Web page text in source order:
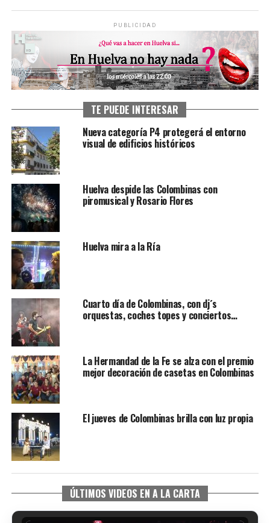
PUBLICIDAD
TE PUEDE INTERESAR
Nueva categoría P4 protegerá el entorno
visual de edificios históricos
Huelva despide las Colombinas con
piromusical y Rosario Flores
Huelva mira a la Ría
Cuarto día de Colombinas, con dj´s
orquestas, coches topes y conciertos…
La Hermandad de la Fe se alza con el premio
mejor decoración de casetas en Colombinas
El jueves de Colombinas brilla con luz propia
ÚLTIMOS VIDEOS EN A LA CARTA